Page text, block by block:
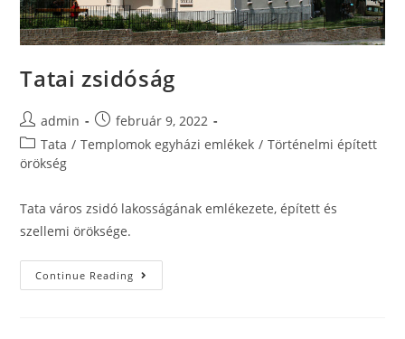
Tatai zsidóság
admin
február 9, 2022
Tata / Templomok egyházi emlékek / Történelmi épített
örökség
Tata város zsidó lakosságának emlékezete, épített és
szellemi öröksége.
Continue Reading